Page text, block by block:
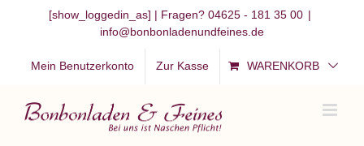
springen
[show_loggedin_as] | Fragen? 04625 - 181 35 00 |
info@bonbonladenundfeines.de
Mein Benutzerkonto Zur Kasse WARENKORB